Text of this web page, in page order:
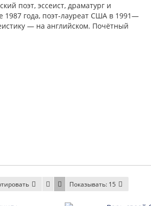
поэт, эссеист, драматург и
1987 года, поэт-лауреат США в 1991—
— на английском. Почётный
Показывать: 15